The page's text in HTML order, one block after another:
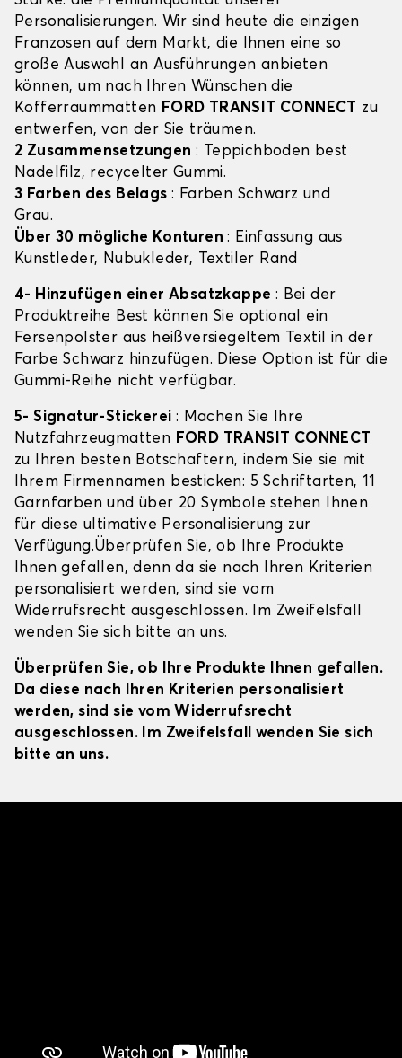
Personalisierungen. Wir sind heute die einzigen
Franzosen auf dem Markt, die Ihnen eine so
große Auswahl an Ausführungen anbieten
können, um nach Ihren Wünschen die
Kofferraummatten FORD TRANSIT CONNECT
zu
entwerfen, von der Sie träumen.
2 Zusammensetzungen : Teppichboden best
Nadelfilz, recycelter Gummi.
3 Farben des Belags : Farben Schwarz und
Grau.
Über 30 mögliche Konturen: Einfassung aus
Kunstleder, Nubukleder, Textiler Rand
4- Hinzufügen einer Absatzkappe : Bei der
Produktreihe Best können Sie optional ein
Fersenpolster aus heißversiegeltem Textil in der
Farbe Schwarz hinzufügen. Diese Option ist für die
Gummi-Reihe nicht verfügbar.
5- Signatur-Stickerei : Machen Sie Ihre
Nutzfahrzeugmatten FORD TRANSIT CONNECT
zu Ihren besten Botschaftern, indem Sie sie mit
Ihrem Firmennamen besticken: 5 Schriftarten, 11
Garnfarben und über 20 Symbole stehen Ihnen
für diese ultimative Personalisierung zur
Verfügung.Überprüfen Sie, ob Ihre Produkte
Ihnen gefallen, denn da sie nach Ihren Kriterien
personalisiert werden, sind sie vom
Widerrufsrecht ausgeschlossen. Im Zweifelsfall
wenden Sie sich bitte an uns.
Überprüfen Sie, ob Ihre Produkte Ihnen gefallen.
Da diese nach Ihren Kriterien personalisiert
werden, sind sie vom Widerrufsrecht
ausgeschlossen. Im Zweifelsfall wenden Sie sich
bitte an uns.